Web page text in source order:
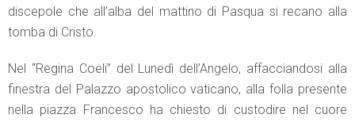
discepole che all’alba del mattino di Pasqua si recano alla
tomba di Cristo.
Nel “Regina Coeli” del Lunedì dell’Angelo, affacciandosi alla
finestra del Palazzo apostolico vaticano, alla folla presente
nella piazza Francesco ha chiesto di custodire nel cuore